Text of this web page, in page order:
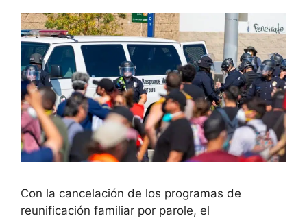
Con la cancelación de los programas de
reunificación familiar por parole, el